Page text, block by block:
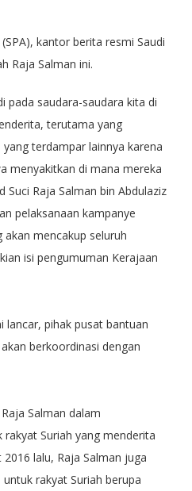
kantor berita resmi Saudi
Raja Salman ini.
pada saudara-saudara kita di
terutama yang
terdampar lainnya karena
menyakitkan di mana mereka
Raja Salman bin Abdulaziz
pelaksanaan kampanye
mencakup seluruh
isi pengumuman Kerajaan
lancar, pihak pusat bantuan
berkoordinasi dengan
Salman dalam
Suriah yang menderita
lalu, Raja Salman juga
rakyat Suriah berupa